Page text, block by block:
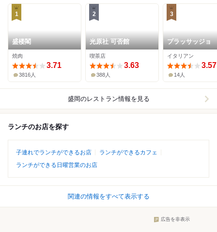
1
盛楼閣
焼肉
3.71
3816人
2
光原社 可否館
喫茶店
3.63
388人
3
プラッサッジョ
イタリアン
3.57
14人
盛岡のレストラン情報を見る
ランチのお店を探す
子連れでランチができるお店
ランチができるカフェ
ランチができる日曜営業のお店
関連の情報をすべて表示する
広告を非表示